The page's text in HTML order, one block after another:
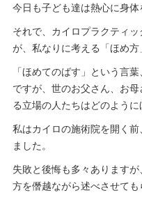
今日も子ども達は熱心に身体
それで、カイロプラクティ
が、私なりに考える「ほめ方
「ほめてのばす」という言
ですが、世のお父さん、お
る立場の人たちはどのよう
私はカイロの施術院を開く
ました。
失敗と後悔も多々あります
方を僭越ながら述べさせても